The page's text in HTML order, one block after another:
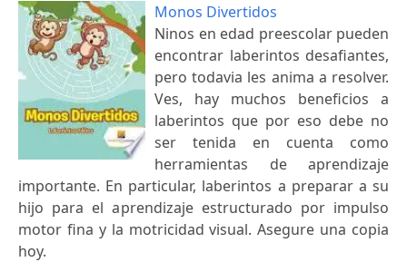
Monos Divertidos
Ninos en edad preescolar pueden
encontrar laberintos desafiantes,
pero todavia les anima a resolver.
Ves, hay muchos beneficios a
laberintos que por eso debe no
ser tenida en cuenta como
herramientas de aprendizaje
importante. En particular, laberintos a preparar a su
hijo para el aprendizaje estructurado por impulso
motor fina y la motricidad visual. Asegure una copia
hoy.